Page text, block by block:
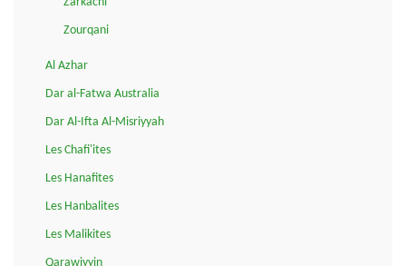
Zourqani
Al Azhar
Dar al-Fatwa Australia
Dar Al-Ifta Al-Misriyyah
Les Chafi'ites
Les Hanafites
Les Hanbalites
Les Malikites
Qarawiyyin